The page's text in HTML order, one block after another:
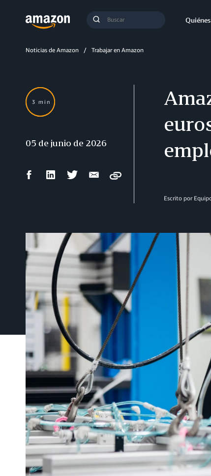
Enviar
Noticias de Amazon Trabajar en Amazon
Escrito por
3 min
05 de junio de 2026
CompartirCompartirCompartirCompartir
electrónico
Copy